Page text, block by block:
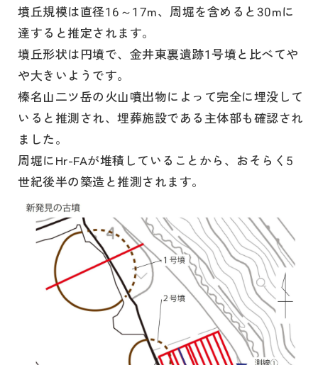
墳丘規模は直径16～17m、周堀を含めると30mに
達すると推定されます。
墳丘形状は円墳で、金井東裏遺跡1号墳と比べてや
や大きいようです。
榛名山二ツ岳の火山噴出物によって完全に埋没して
いると推測され、埋葬施設である主体部も確認され
ました。
周堀にHr-FAが堆積していることから、おそらく5
世紀後半の築造と推測されます。